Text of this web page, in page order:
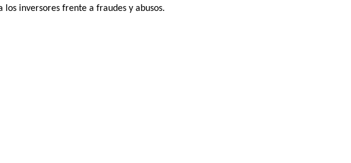
inversores frente a fraudes y abusos.